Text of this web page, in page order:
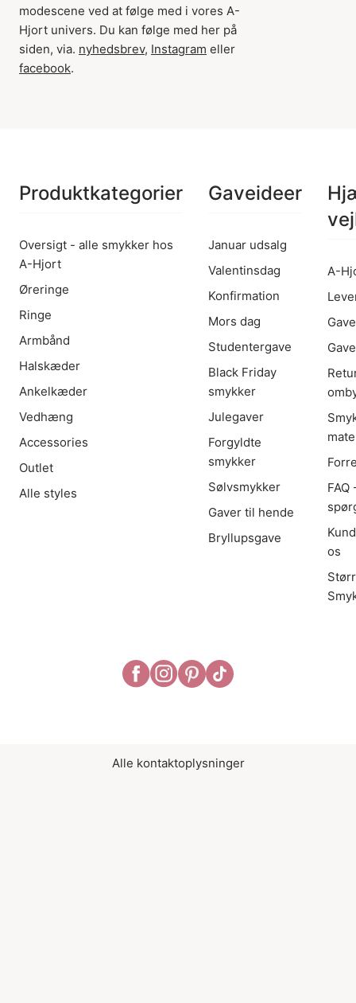
modescene ved at følge med i vores A-
Hjort univers. Du kan følge med her på
siden, via. nyhedsbrev, Instagram eller
facebook.
Produktkategorier
Oversigt - alle smykker hos
A-Hjort
Øreringe
Ringe
Armbånd
Halskæder
Ankelkæder
Vedhæng
Accessories
Outlet
Alle styles
Gaveideer
Januar udsalg
Valentinsdag
Konfirmation
Mors dag
Studentergave
Black Friday
smykker
Julegaver
Forgyldte
smykker
Sølvsmykker
Gaver til hende
Bryllupsgave
A-
os
Alle kontaktoplysninger